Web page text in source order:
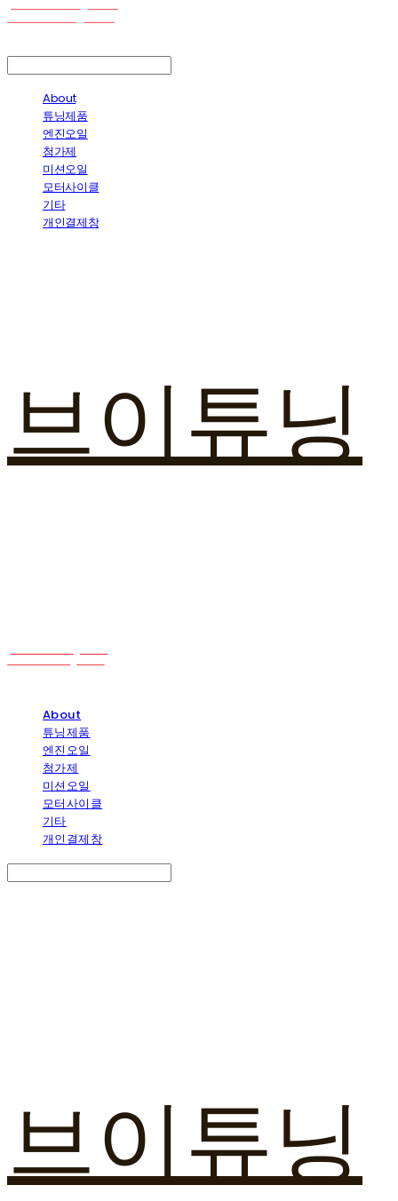
About
튜닝제품
엔진오일
첨가제
미션오일
모터사이클
기타
개인결제창
브이튜닝
About
튜닝제품
엔진오일
첨가제
미션오일
모터사이클
기타
개인결제창
브이튜닝